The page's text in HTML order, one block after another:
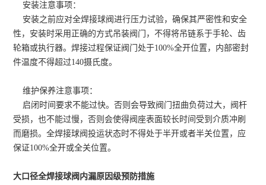
安装注意事项：
安装之前应对全焊接球阀进行压力试验，确保其严密性和安全
性，安装时采用正确的方式吊装阀门，不得将吊链系于手轮、齿
轮箱或执行器。焊接过程保证阀门处于100%全开位置，内部密封
件温度不得超过140摄氏度。
维护保养注意事项：
启闭时间要求不能过快。否则会导致阀门扭曲负荷过大，阀杆
受损，也不能过慢，否则会使得阀座表面较长时间受到介质冲刷
而磨损。全焊接球阀投运状态时不得处于半开或者半关位置，应
保证100%全开或全关位置。
大口径全焊接球阀内漏原因级预防措施